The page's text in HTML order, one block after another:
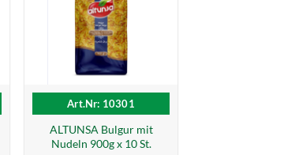
Art.Nr: 10301
ALTUNSA Bulgur mit
Nudeln 900g x 10 St.